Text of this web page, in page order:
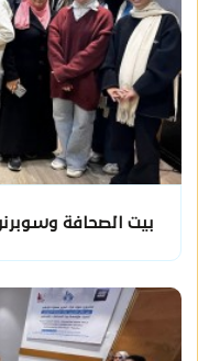
بيت الصحافة